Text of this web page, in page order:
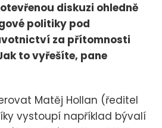
diskuzi ohledně
politiky pod
za přítomnosti
to vyřešíte, pane
Matěj Hollan (ředitel
vystoupí například bývalí